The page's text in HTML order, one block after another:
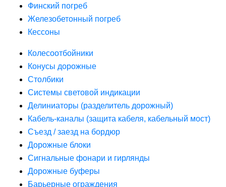
Финский погреб
Железобетонный погреб
Кессоны
Колесоотбойники
Конусы дорожные
Столбики
Системы световой индикации
Делиниаторы (разделитель дорожный)
Кабель-каналы (защита кабеля, кабельный мост)
Съезд / заезд на бордюр
Дорожные блоки
Сигнальные фонари и гирлянды
Дорожные буферы
Барьерные ограждения